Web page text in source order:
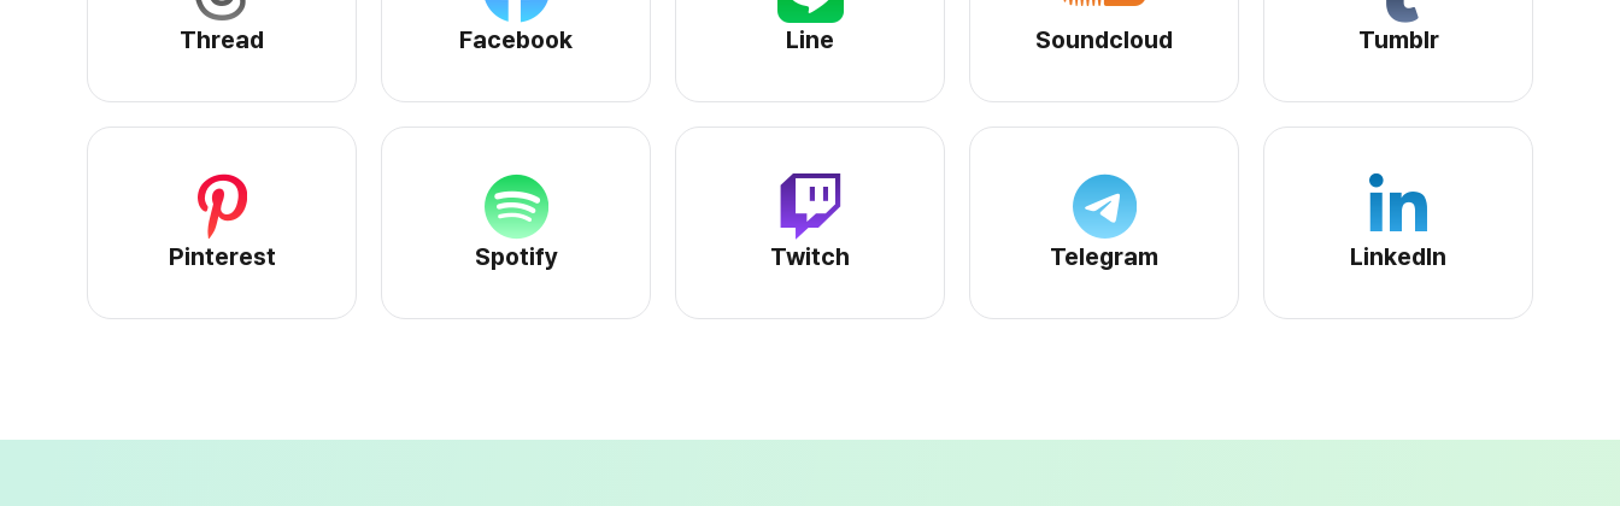
Threadサービスページへ
Thread
Facebookサービスページへ
Facebook
Lineサービスページへ
Line Soundcloud
Tumblrサービスページへ
Tumblr
Pinterest
Spotifyサービスページへ
Spotify
Twitchサービスページへ
Twitch
Telegramサービスページへ
Telegram
LinkedInサービスページへ
LinkedIn